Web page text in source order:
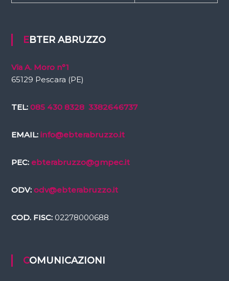
EBTER ABRUZZO
Via A. Moro n°1
65129 Pescara (PE)
TEL: 085 430 8328 3382646737
EMAIL: info@ebterabruzzo.it
PEC: ebterabruzzo@gmpec.it
ODV: odv@ebterabruzzo.it
COD. FISC:02278000688
COMUNICAZIONI